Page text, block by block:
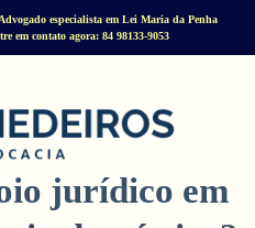
especialista em Lei Maria da Penha
em contato agora: 84 98133-9053
jurídico em